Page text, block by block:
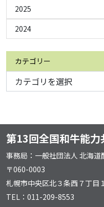
2025
2024
カテゴリー
第13回全国和牛能力
事務局：一般社団法人 北海道
〒060-0003
札幌市中央区北３条西７丁
TEL：011-209-8553